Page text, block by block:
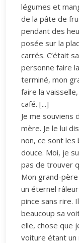
légumes et
de la pâte de
pendant des
posée sur la
carrés. C’était
personne faire
terminé, mon
faire la
café. [...]
Je me souviens
mère. Je le lui
non, ce sont les
douce. Moi, je
pas de trouver
Mon grand-
un éternel
pince sans rire.
beaucoup sa
elle, chose que
voiture étant